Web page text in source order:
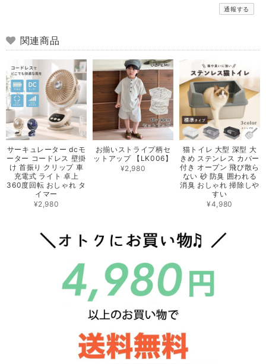
通報する
関連商品
サーキュレーター dcモ
ーター コードレス 壁掛
け 首振り クリップ 車
充電式 ライト 卓上
360度回転 おしゃれ タ
イマー
¥2,980
お揃いストライプ柄セ
ットアップ 【LK006】
¥2,980
猫トイレ 大型 深型 大
きめ ステンレス カバー
付き オープン 飛び散ら
ない 砂 防臭 囲われる
消臭 おしゃれ 掃除しや
すい
¥4,980